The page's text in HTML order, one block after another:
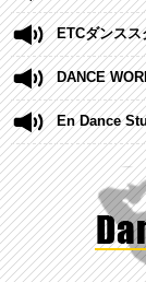
ETCダンスス
DANCE
En Dance